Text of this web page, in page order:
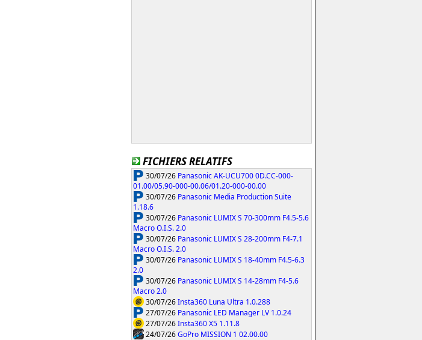
FICHIERS RELATIFS
30/07/26 Panasonic AK-UCU700 0D.CC-000-
01.00/05.90-000-00.06/01.20-000-00.00
30/07/26 Panasonic Media Production Suite
1.18.6
30/07/26 Panasonic LUMIX S 70-300mm F4.5-5.6
Macro O.I.S. 2.0
30/07/26 Panasonic LUMIX S 28-200mm F4-7.1
Macro O.I.S. 2.0
30/07/26 Panasonic LUMIX S 18-40mm F4.5-6.3
2.0
30/07/26 Panasonic LUMIX S 14-28mm F4-5.6
Macro 2.0
30/07/26Insta360 Luna Ultra 1.0.288
27/07/26 Panasonic LED Manager LV 1.0.24
27/07/26Insta360 X5 1.11.8
24/07/26GoPro MISSION 1 02.00.00